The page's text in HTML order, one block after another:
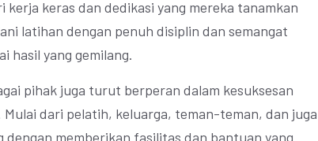
keras dan dedikasi yang mereka tanamkan
latihan dengan penuh disiplin dan semangat
hasil yang gemilang.
pihak juga turut berperan dalam kesuksesan
dari pelatih, keluarga, teman-teman, dan juga
memberikan fasilitas dan bantuan yang